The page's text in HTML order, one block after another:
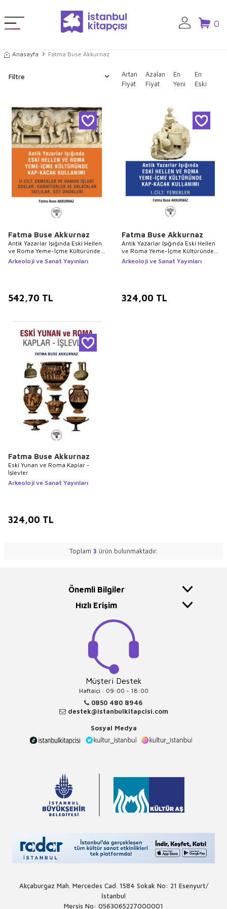
0
Anasayfa Fatma Buse Akkurnaz
Filtre
Artan
Fiyat
Azalan
Fiyat
En
Yeni
En
Eski
Fatma Buse Akkurnaz
Antik Yazarlar Işığında Eski Hellen
ve Roma Yeme-İçme Kültüründe
Kap-kacak Kullanımı 2. Cilt
Arkeoloji ve Sanat Yayınları
542,70 TL
Fatma Buse Akkurnaz
Antik Yazarlar Işığında Eski Hellen
ve Roma Yeme-İçme Kültüründe
Kap-Kaçak Kullanımı I. Cilt -
Yemekler
Arkeoloji ve Sanat Yayınları
324,00 TL
Fatma Buse Akkurnaz
Eski Yunan ve Roma Kaplar -
İşlevler
Arkeoloji ve Sanat Yayınları
324,00 TL
Toplam 3 ürün bulunmaktadır.
Önemli Bilgiler
Hızlı Erişim
Müşteri Destek
Haftaiçi : 09:00 - 18:00
0850 480 8946
destek@istanbulkitapcisi.com
Sosyal Medya
Akçaburgaz Mah. Mercedes Cad. 1584 Sokak No: 21 Esenyurt/
İstanbul
Mersis No: 0563065227000001